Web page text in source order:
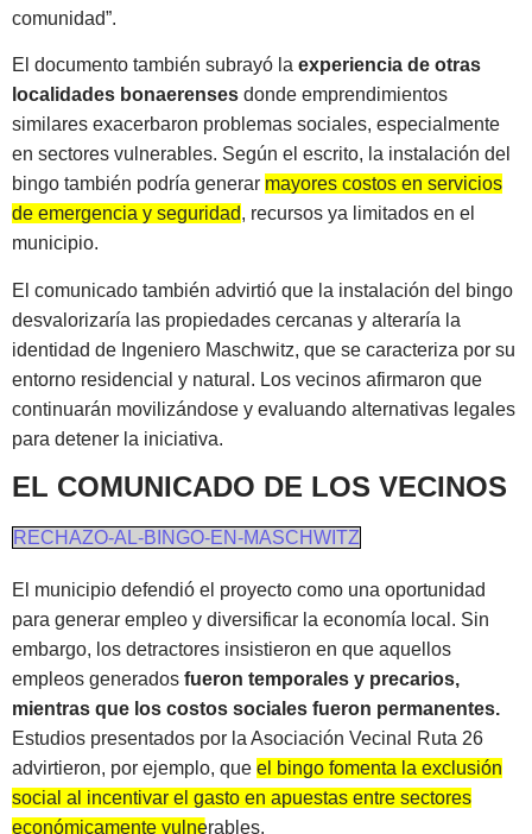
comunidad”.
El documento también subrayó la experiencia de otras
localidades bonaerenses donde emprendimientos
similares exacerbaron problemas sociales, especialmente
en sectores vulnerables. Según el escrito, la instalación del
bingo también podría generar mayores costos en servicios
de emergencia y seguridad, recursos ya limitados en el
municipio.
El comunicado también advirtió que la instalación del bingo
desvalorizaría las propiedades cercanas y alteraría la
identidad de Ingeniero Maschwitz, que se caracteriza por su
entorno residencial y natural. Los vecinos afirmaron que
continuarán movilizándose y evaluando alternativas legales
para detener la iniciativa.
EL COMUNICADO DE LOS VECINOS
RECHAZO-AL-BINGO-EN-MASCHWITZ
El municipio defendió el proyecto como una oportunidad
para generar empleo y diversificar la economía local. Sin
embargo, los detractores insistieron en que aquellos
empleos generados fueron temporales y precarios,
mientras que los costos sociales fueron permanentes.
Estudios presentados por la Asociación Vecinal Ruta 26
advirtieron, por ejemplo, que el bingo fomenta la exclusión
social al incentivar el gasto en apuestas entre sectores
económicamente vulnerables.